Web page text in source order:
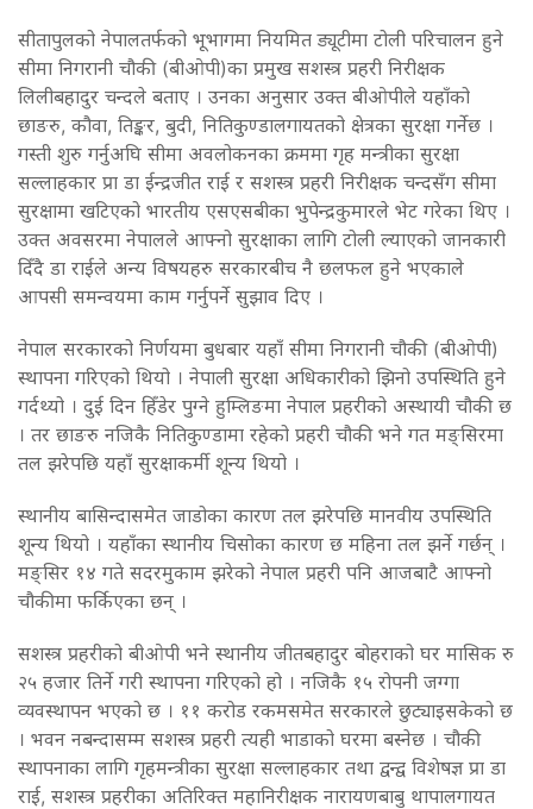
सीतापुलको नेपालतर्फको भूभागमा नियमित ड्यूटीमा टोली परिचालन हुने
सीमा निगरानी चौकी (बीओपी)का प्रमुख सशस्त्र प्रहरी निरीक्षक
लिलीबहादुर चन्दले बताए । उनका अनुसार उक्त बीओपीले यहाँको
छाङरु, कौवा, तिङ्कर, बुदी, नितिकुण्डालगायतको क्षेत्रका सुरक्षा गर्नेछ ।
गस्ती शुरु गर्नुअघि सीमा अवलोकनका क्रममा गृह मन्त्रीका सुरक्षा
सल्लाहकार प्रा डा ईन्द्रजीत राई र सशस्त्र प्रहरी निरीक्षक चन्दसँग सीमा
सुरक्षामा खटिएको भारतीय एसएसबीका भुपेन्द्रकुमारले भेट गरेका थिए ।
उक्त अवसरमा नेपालले आफ्नो सुरक्षाका लागि टोली ल्याएको जानकारी
दिँदै डा राईले अन्य विषयहरु सरकारबीच नै छलफल हुने भएकाले
आपसी समन्वयमा काम गर्नुपर्ने सुझाव दिए ।
नेपाल सरकारको निर्णयमा बुधबार यहाँ सीमा निगरानी चौकी (बीओपी)
स्थापना गरिएको थियो । नेपाली सुरक्षा अधिकारीको झिनो उपस्थिति हुने
गर्दथ्यो । दुई दिन हिँडेर पुग्ने हुम्लिङमा नेपाल प्रहरीको अस्थायी चौकी छ
। तर छाङरु नजिकै नितिकुण्डामा रहेको प्रहरी चौकी भने गत मङ्सिरमा
तल झरेपछि यहाँ सुरक्षाकर्मी शून्य थियो ।
स्थानीय बासिन्दासमेत जाडोका कारण तल झरेपछि मानवीय उपस्थिति
शून्य थियो । यहाँका स्थानीय चिसोका कारण छ महिना तल झर्ने गर्छन् ।
मङ्सिर १४ गते सदरमुकाम झरेको नेपाल प्रहरी पनि आजबाटै आफ्नो
चौकीमा फर्किएका छन् ।
सशस्त्र प्रहरीको बीओपी भने स्थानीय जीतबहादुर बोहराको घर मासिक रु
२५ हजार तिर्ने गरी स्थापना गरिएको हो । नजिकै १५ रोपनी जग्गा
व्यवस्थापन भएको छ । ११ करोड रकमसमेत सरकारले छुट्याइसकेको छ
। भवन नबन्दासम्म सशस्त्र प्रहरी त्यही भाडाको घरमा बस्नेछ । चौकी
स्थापनाका लागि गृहमन्त्रीका सुरक्षा सल्लाहकार तथा द्वन्द्व विशेषज्ञ प्रा डा
राई, सशस्त्र प्रहरीका अतिरिक्त महानिरीक्षक नारायणबाबु थापालगायत